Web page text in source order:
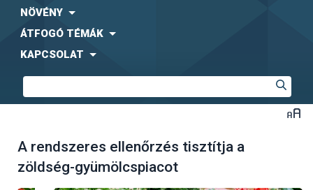
NÖVÉNY
ÁTFOGÓ TÉMÁK
KAPCSOLAT
A rendszeres ellenőrzés tisztítja a
zöldség-gyümölcspiacot